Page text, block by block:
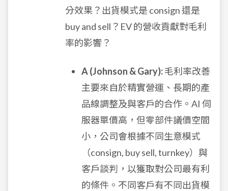
分效果？出貨模式是 consign 還是
buy and sell？EV 的營收貢獻對毛利
率的影響？
A (Johnson & Gary):毛利率改善
主要來自於精實營運、長期的產
品線調整及與客戶的合作。AI 伺
服器單價高，但零部件議價空間
小，公司會根據不同生意模式
（consign, buy sell, turnkey）與
客戶談判，以獲取對公司最有利
的條件。不同客戶有不同出貨模